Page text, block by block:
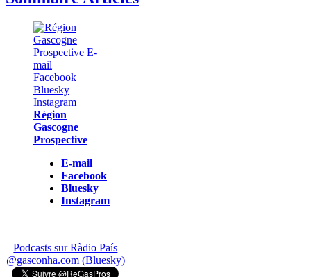
Région
Gascogne
Prospective
E-mail
Facebook
Bluesky
Instagram
Podcasts sur Ràdio País
@gasconha.com (Bluesky)